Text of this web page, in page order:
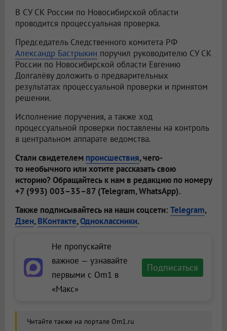
В СУ СК России по Новосибирской области
проводится процессуальная проверка.
Председатель Следственного комитета РФ
Александр Бастрыкин поручил руководителю СУ СК
России по Новосибирской области Евгению
Долгалёву доложить о предварительных
результатах процессуальной проверки и принятом
решении.
Исполнение поручения, а также ход
процессуальной проверки поставлены на контроль
в центральном аппарате ведомства.
Стали свидетелем происшествия, чего-
то необычного или хотите рассказать свою
историю? Обращайтесь к нам в редакцию по номеру
+7 (993) 003–35–87 (Telegram, WhatsApp).
Также подписывайтесь на наши соцсети: Telegram,
Дзен,ВКонтакте,Одноклассники.
Не пропускайте
важное — узнавайте
первыми с Om1 в
«Макс»
Подписаться
Читайте также на портале Om1.ru